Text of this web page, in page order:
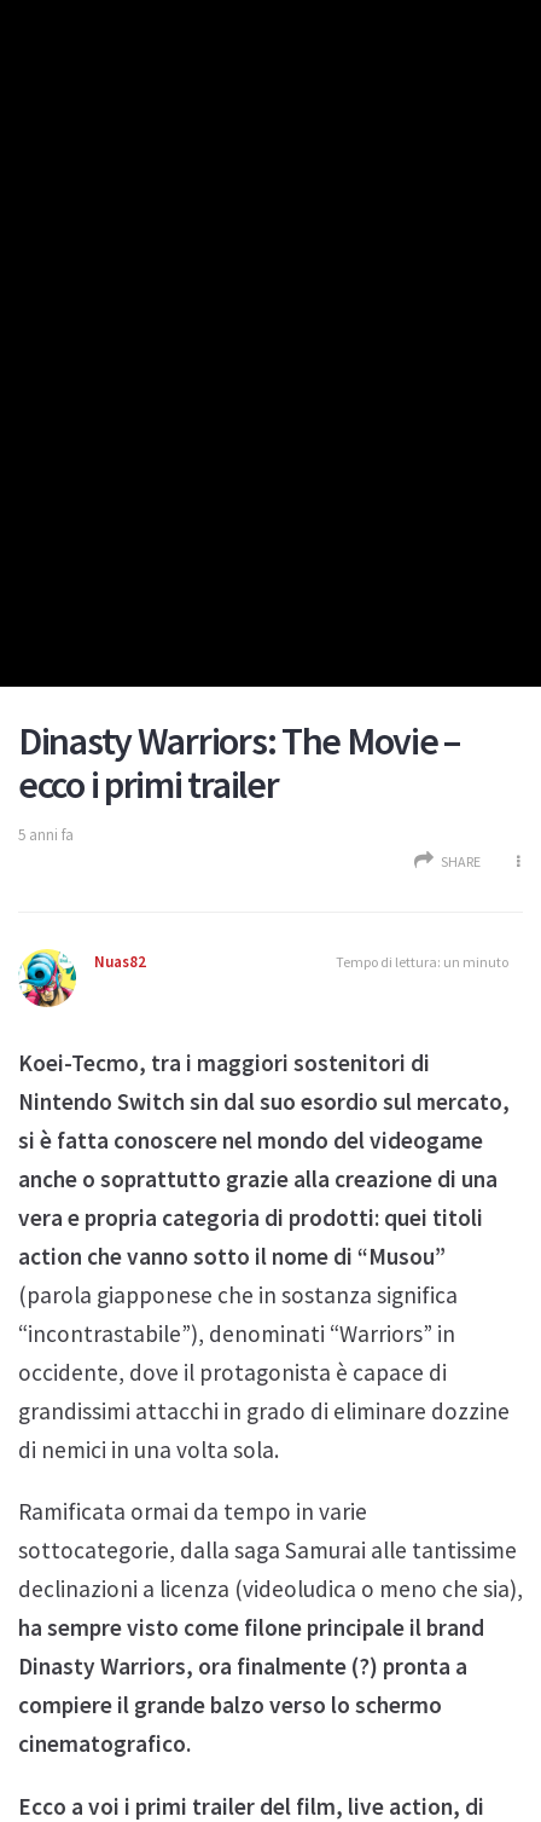
Dinasty Warriors: The Movie –
ecco i primi trailer
5 anni fa
SHARE
Nuas82 Tempo di lettura: un minuto
Koei-Tecmo, tra i maggiori sostenitori di
Nintendo Switch sin dal suo esordio sul mercato,
si è fatta conoscere nel mondo del videogame
anche o soprattutto grazie alla creazione di una
vera e propria categoria di prodotti: quei titoli
action che vanno sotto il nome di “Musou”
(parola giapponese che in sostanza significa
“incontrastabile”), denominati “Warriors” in
occidente, dove il protagonista è capace di
grandissimi attacchi in grado di eliminare dozzine
di nemici in una volta sola.
Ramificata ormai da tempo in varie
sottocategorie, dalla saga Samurai alle tantissime
declinazioni a licenza (videoludica o meno che sia),
ha sempre visto come filone principale il brand
Dinasty Warriors, ora finalmente (?) pronta a
compiere il grande balzo verso lo schermo
cinematografico.
Ecco a voi i primi trailer del film, live action, di